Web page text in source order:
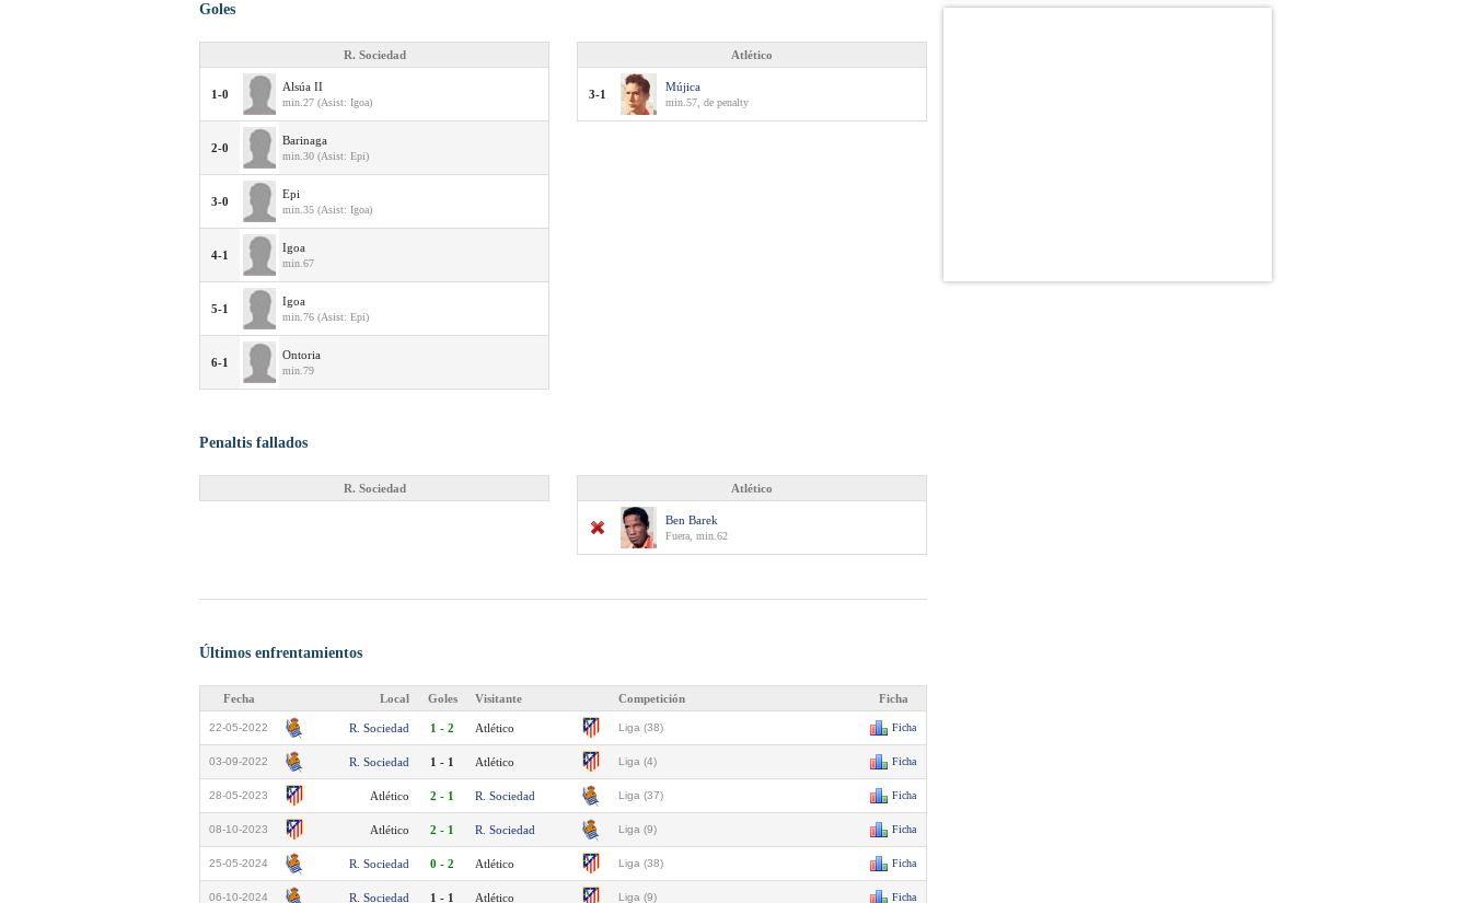
Goles
R. Sociedad
1-0
Alsúa II
min.27 (Asist: Igoa)
2-0
Barinaga
min.30 (Asist: Epi)
3-0
Epi
min.35 (Asist: Igoa)
4-1
Igoa
min.67
5-1
Igoa
min.76 (Asist: Epi)
6-1
Ontoria
min.79
Atlético
3-1
Mújica
min.57, de penalty
Penaltis fallados
R. Sociedad Atlético
Ben Barek
Fuera, min.62
Últimos enfrentamientos
Fecha Local Goles Visitante Competición Ficha
22-05-2022 R. Sociedad 1 - 2 Atlético Liga (38) Ficha
03-09-2022 R. Sociedad 1 - 1 Atlético Liga (4) Ficha
28-05-2023 Atlético 2 - 1 R. Sociedad Liga (37) Ficha
08-10-2023 Atlético 2 - 1 R. Sociedad Liga (9) Ficha
25-05-2024 R. Sociedad 0 - 2 Atlético Liga (38) Ficha
06-10-2024 R. Sociedad 1 - 1 Atlético Liga (9) Ficha